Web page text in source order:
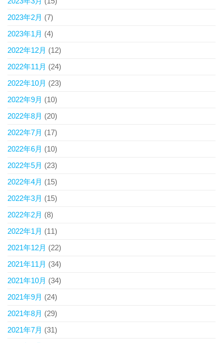
2023年2月 (7)
2023年1月 (4)
2022年12月 (12)
2022年11月 (24)
2022年10月 (23)
2022年9月 (10)
2022年8月 (20)
2022年7月 (17)
2022年6月 (10)
2022年5月 (23)
2022年4月 (15)
2022年3月 (15)
2022年2月 (8)
2022年1月 (11)
2021年12月 (22)
2021年11月 (34)
2021年10月 (34)
2021年9月 (24)
2021年8月 (29)
2021年7月 (31)